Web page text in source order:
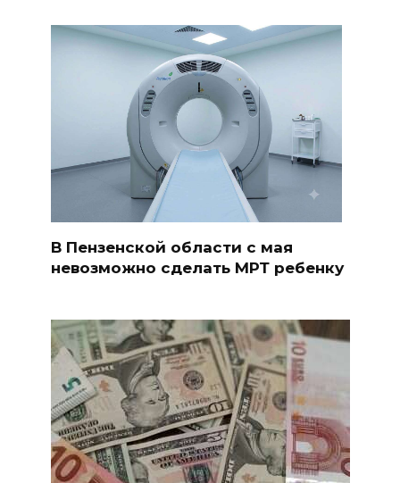
В Пензенской области с мая
невозможно сделать МРТ ребенку